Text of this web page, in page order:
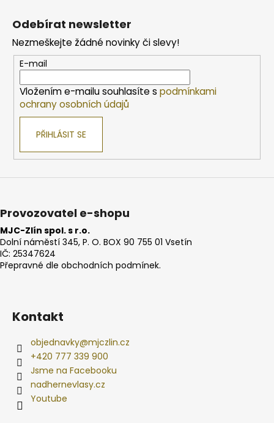
Odebírat newsletter
Nezmeškejte žádné novinky či slevy!
E-mail
Vložením e-mailu souhlasíte s podmínkami
ochrany osobních údajů
PŘIHLÁSIT SE
Provozovatel e-shopu
MJC-Zlín spol. s r.o.
Dolní náměstí 345, P. O. BOX 90 755 01 Vsetín
IČ: 25347624
Přepravné dle obchodních podmínek.
Kontakt
objednavky@mjczlin.cz
+420 777 339 900
Jsme na Facebooku
nadhernevlasy.cz
Youtube